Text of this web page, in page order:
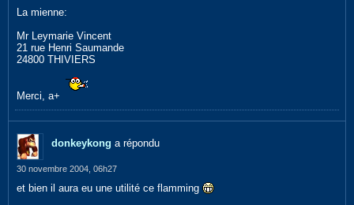
La mienne:
Mr Leymarie Vincent
21 rue Henri Saumande
24800 THIVIERS
Merci, a+
donkeykong a répondu
30 novembre 2004, 06h27
et bien il aura eu une utilité ce flamming